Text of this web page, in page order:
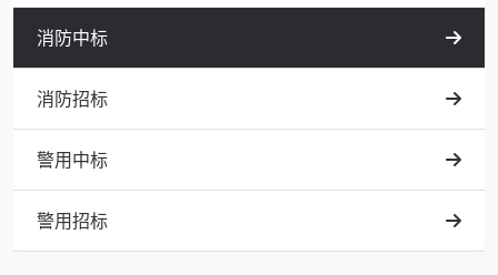
消防中标
消防招标
警用中标
警用招标